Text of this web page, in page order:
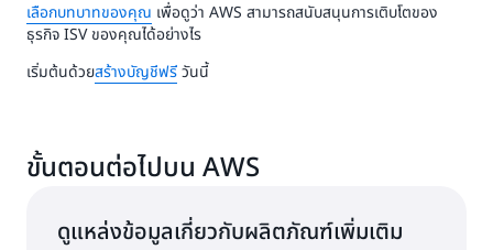
เลือกบทบาทของคุณ เพื่อดูว่า AWS สามารถสนับสนุนการเติบโตของ
ธุรกิจ ISV ของคุณได้อย่างไร
เริ่มต้นด้วยสร้างบัญชีฟรีวันนี้
ขั้นตอนต่อไปบน AWS
ดูแหล่งข้อมูลเกี่ยวกับผลิตภัณฑ์เพิ่มเติม